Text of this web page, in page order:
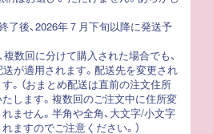
了後、2026年７月下旬以降に発送予
数回に分けて購入された場合でも、
が適用されます。配送先を変更され
。（おまとめ配送は直前の注文住所
します。複数回のご注文中に住所変
ません。半角や全角、大文字/小文字
ますのでご注意ください。）